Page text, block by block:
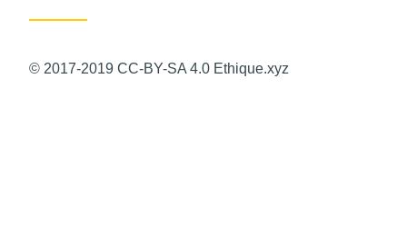
© 2017-2019 CC-BY-SA 4.0 Ethique.xyz